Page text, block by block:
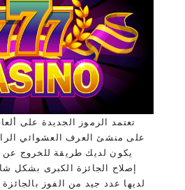
تعتمد الرموز الجديدة على
على منشئ العرف العشوائي
يكون لديك طريقة للخروج عن
إصلاح الجائزة الكبرى بشكل
لديها عدد جيد من الفوز